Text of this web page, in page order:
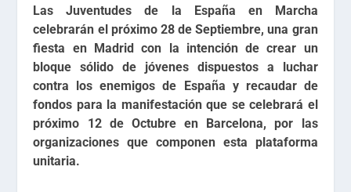
Las Juventudes de la España en Marcha
celebrarán el próximo 28 de Septiembre, una gran
fiesta en Madrid con la intención de crear un
bloque sólido de jóvenes dispuestos a luchar
contra los enemigos de España y recaudar de
fondos para la manifestación que se celebrará el
próximo 12 de Octubre en Barcelona, por las
organizaciones que componen esta plataforma
unitaria.